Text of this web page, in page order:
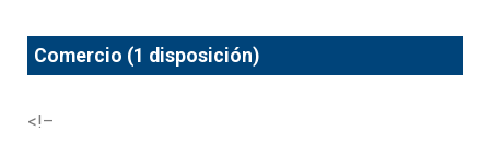
Comercio (1 disposición)
<!–